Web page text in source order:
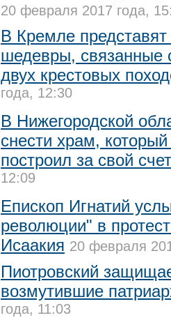
20 февраля 2017 года,
В Кремле
шедевры, связанные
двух крестовых
года, 12:30
В Нижегородской
снести храм,
построил за свой счет
12:09
Епископ Игнатий
революции" в
Исаакия 20 февраля
Пиотровский
возмутившие
года, 11:03